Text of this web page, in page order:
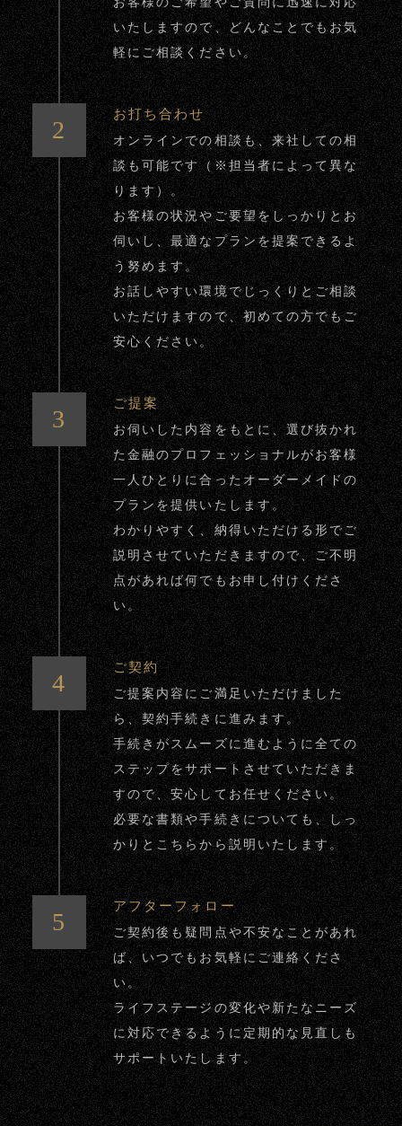
いたしますので、どんなことでもお気
軽にご相談ください。
お打ち合わせ
オンラインでの相談も、来社しての相
談も可能です（※担当者によって異な
ります）。
お客様の状況やご要望をしっかりとお
伺いし、最適なプランを提案できるよ
う努めます。
お話しやすい環境でじっくりとご相談
いただけますので、初めての方でもご
安心ください。
ご提案
お伺いした内容をもとに、選び抜かれ
た金融のプロフェッショナルがお客様
一人ひとりに合ったオーダーメイドの
プランを提供いたします。
わかりやすく、納得いただける形でご
説明させていただきますので、ご不明
点があれば何でもお申し付けくださ
い。
ご契約
ご提案内容にご満足いただけました
ら、契約手続きに進みます。
手続きがスムーズに進むように全ての
ステップをサポートさせていただきま
すので、安心してお任せください。
必要な書類や手続きについても、しっ
かりとこちらから説明いたします。
アフターフォロー
ご契約後も疑問点や不安なことがあれ
ば、いつでもお気軽にご連絡くださ
い。
ライフステージの変化や新たなニーズ
に対応できるように定期的な見直しも
サポートいたします。